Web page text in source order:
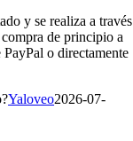
y se realiza a través
de principio a
o directamente
Yaloveo2026-07-